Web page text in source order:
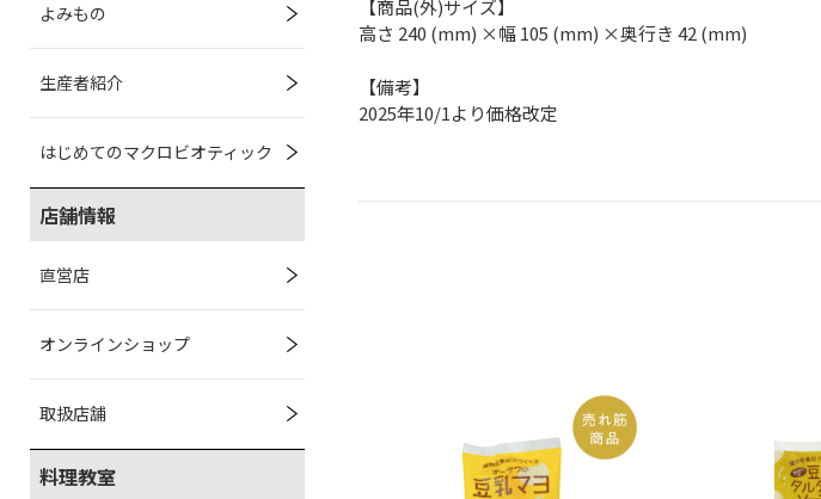
よみもの
生産者紹介
はじめてのマクロビオティック
店舗情報
直営店
オンラインショップ
取扱店舗
料理教室
【商品(外)サイズ】
高さ 240 (mm) ×幅 105 (mm) ×奥行き 42 (mm)
【備考】
2025年10/1より価格改定